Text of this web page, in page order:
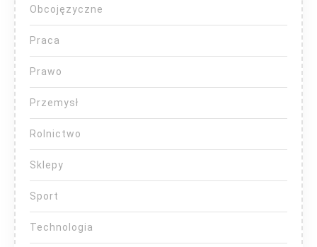
Obcojęzyczne
Praca
Prawo
Przemysł
Rolnictwo
Sklepy
Sport
Technologia